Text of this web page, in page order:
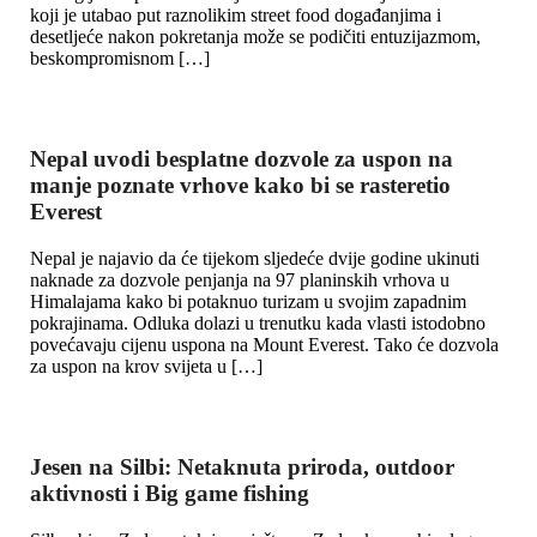
koji je utabao put raznolikim street food događanjima i
desetljeće nakon pokretanja može se podičiti entuzijazmom,
beskompromisnom […]
Nepal uvodi besplatne dozvole za uspon na
manje poznate vrhove kako bi se rasteretio
Everest
Nepal je najavio da će tijekom sljedeće dvije godine ukinuti
naknade za dozvole penjanja na 97 planinskih vrhova u
Himalajama kako bi potaknuo turizam u svojim zapadnim
pokrajinama. Odluka dolazi u trenutku kada vlasti istodobno
povećavaju cijenu uspona na Mount Everest. Tako će dozvola
za uspon na krov svijeta u […]
Jesen na Silbi: Netaknuta priroda, outdoor
aktivnosti i Big game fishing